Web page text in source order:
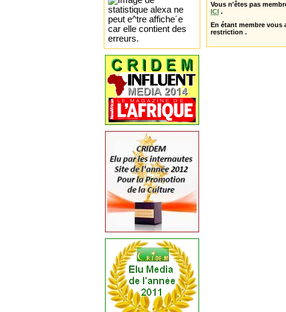
Vous n'êtes pas
ICI .
En étant membre vous
restriction .